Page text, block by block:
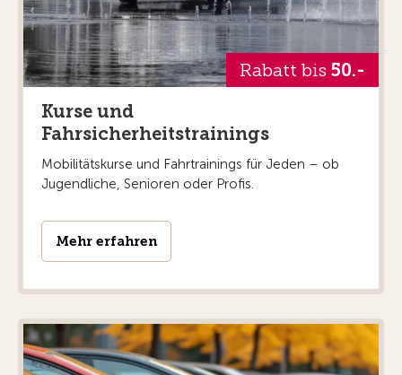
Rabatt bis 50.-
Kurse und
Fahrsicherheitstrainings
Mobilitätskurse und Fahrtrainings für Jeden – ob
Jugendliche, Senioren oder Profis.
Mehr erfahren